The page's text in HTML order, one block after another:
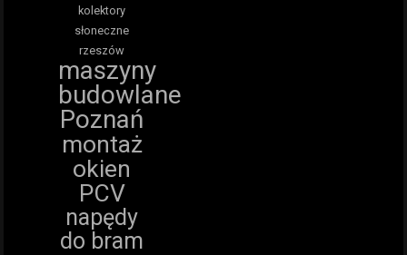
kolektory
słoneczne
rzeszów
maszyny
budowlane
Poznań
montaż
okien
PCV
napędy
do bram